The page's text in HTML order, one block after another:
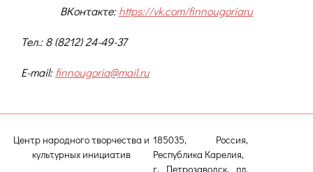
ВКонтакте:https://vk.com/finnougoriaru
Тел.: 8 (8212) 24-49-37
E-mail:finnougoria@mail.ru
Центр народного творчества и
культурных инициатив
185035, Россия,
Республика Карелия,
г. Петрозаводск, пл.